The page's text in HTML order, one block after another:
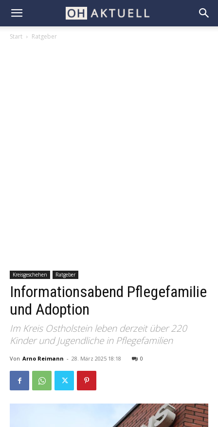
Start Ratgeber
Kreisgeschehen Ratgeber
Informationsabend Pflegefamilie
und Adoption
Im Kreis Ostholstein leben derzeit über 220
Kinder und Jugendliche in Pflegefamilien
Von Arno Reimann - 28. März 2025 18:18 0